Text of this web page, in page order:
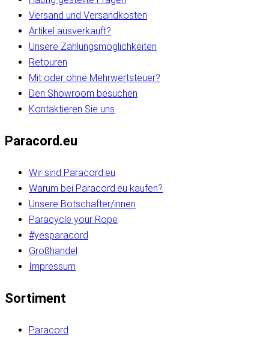
Versand und Versandkosten
Artikel ausverkauft?
Unsere Zahlungsmöglichkeiten
Retouren
Mit oder ohne Mehrwertsteuer?
Den Showroom besuchen
Kontaktieren Sie uns
Paracord.eu
Wir sind Paracord.eu
Warum bei Paracord.eu kaufen?
Unsere Botschafter/innen
Paracycle your Rope
#yesparacord
Großhandel
Impressum
Sortiment
Paracord